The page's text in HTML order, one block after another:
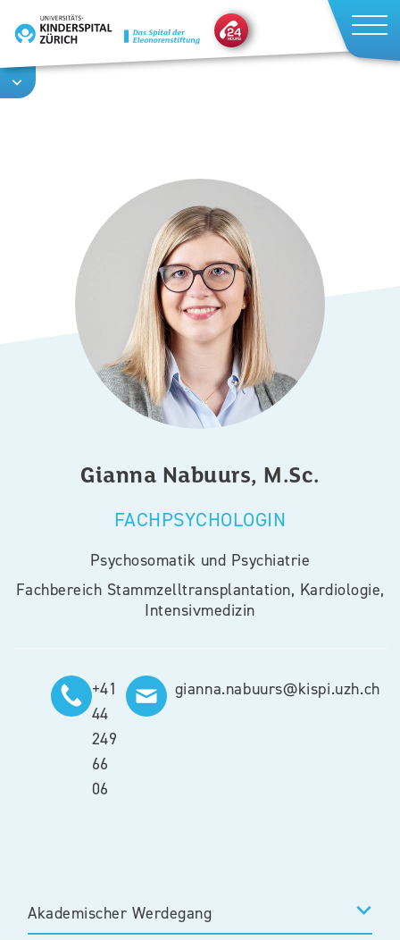
zum
Inhalt
Gianna Nabuurs, M.Sc.
FACHPSYCHOLOGIN
Psychosomatik und Psychiatrie
Fachbereich Stammzelltransplantation, Kardiologie,
Intensivmedizin
+41
44
249
66
06
gianna.nabuurs@kispi.uzh.ch
Akademischer Werdegang